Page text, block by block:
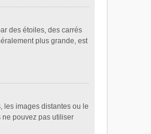
des étoiles, des carrés
plus grande, est
les images distantes ou le
ne pouvez pas utiliser